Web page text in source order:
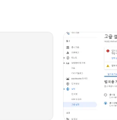
름 을 넣어줘야한다. 그런데 아
글로 나올때가 있는데 이때는
칭을 알아내 영어 명칭으로 넣어
글꼴 명칭 확인 /// private voi